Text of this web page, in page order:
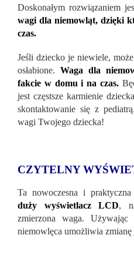
Doskonałym rozwiązaniem
wagi dla niemowląt, dzięki
czas.
Jeśli dziecko je niewiele,
osłabione. Waga dla
fakcie w domu i na czas.
jest częstsze karmienie
skontaktowanie się z
wagi Twojego dziecka!
CZYTELNY
Ta nowoczesna i praktyczna
duży wyświetlacz LCD,
zmierzona waga. Używając
niemowlęca umożliwia zmianę